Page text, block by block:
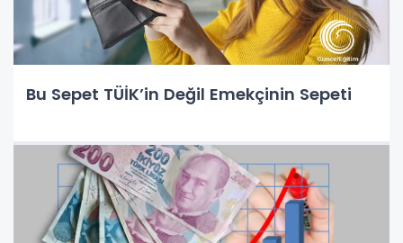
Bu Sepet TÜİK’in Değil Emekçinin Sepeti